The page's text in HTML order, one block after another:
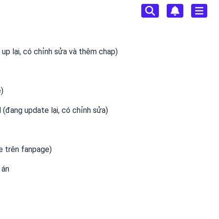
(đang update lại, có chỉnh sửa)
trên fanpage)